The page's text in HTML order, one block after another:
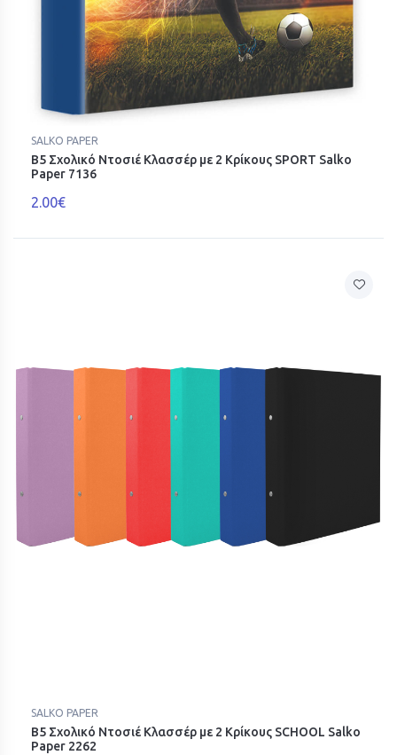
SALKO PAPER
Β5 Σχολικό Ντοσιέ Κλασσέρ με 2 Κρίκους SPORT Salko
Paper 7136
2.00€
SALKO PAPER
Β5 Σχολικό Ντοσιέ Κλασσέρ με 2 Κρίκους SCHOOL Salko
Paper 2262